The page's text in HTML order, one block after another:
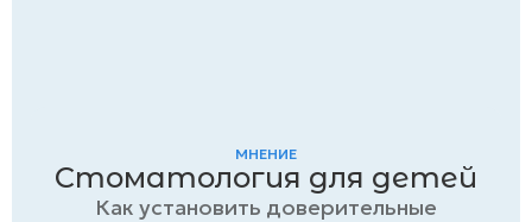
МНЕНИЕ
Стоматология для детей
Как установить доверительные